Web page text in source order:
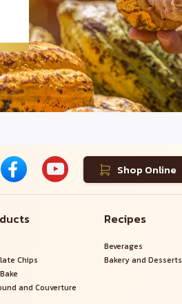
Shop Online
Chips
and Couverture
Recipes
Beverages
Bakery and Desserts